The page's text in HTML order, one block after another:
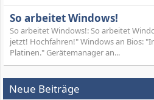
So arbeitet Windows!
So arbeitet Windows!: So arbeitet
jetzt! Hochfahren!" Windows an Bios:
Platinen." Gerätemanager an...
Neue Beiträge